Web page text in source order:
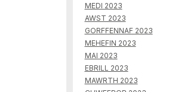
MEDI 2023
AWST 2023
GORFFENNAF 2023
MEHEFIN 2023
MAI 2023
EBRILL 2023
MAWRTH 2023